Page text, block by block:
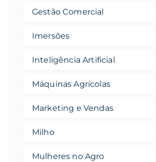
Gestão Comercial
Imersões
Inteligência Artificial
Máquinas Agrícolas
Marketing e Vendas
Milho
Mulheres no Agro